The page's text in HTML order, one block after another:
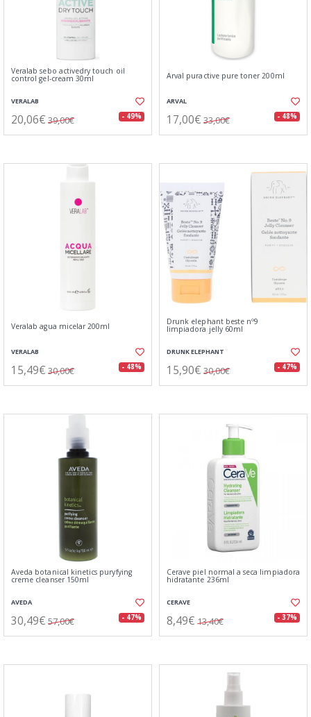
Veralab sebo activedry touch oil
control gel-cream 30ml
VERALAB
20,06€ 39,00€ - 49%
Arval puractive pure toner 200ml
ARVAL
17,00€ 33,00€ - 48%
Veralab agua micelar 200ml
VERALAB
15,49€ 30,00€ - 48%
Drunk elephant beste nº9
limpiadora jelly 60ml
DRUNK ELEPHANT
15,90€ 30,00€ - 47%
Aveda botanical kinetics puryfying
creme cleanser 150ml
AVEDA
30,49€ 57,00€ - 47%
Cerave piel normal a seca limpiadora
hidratante 236ml
CERAVE
8,49€ 13,40€ - 37%